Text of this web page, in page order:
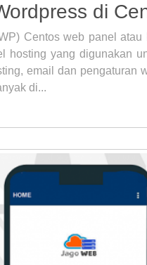
di
Centos web panel
hosting yang digunakan
email dan pengaturan
di...